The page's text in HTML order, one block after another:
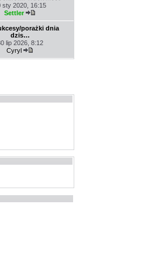
post
sty 2020, 16:15
Settler
najnowszy
post
porażki dnia
dzis…
lip 2026, 8:12
Cyryl